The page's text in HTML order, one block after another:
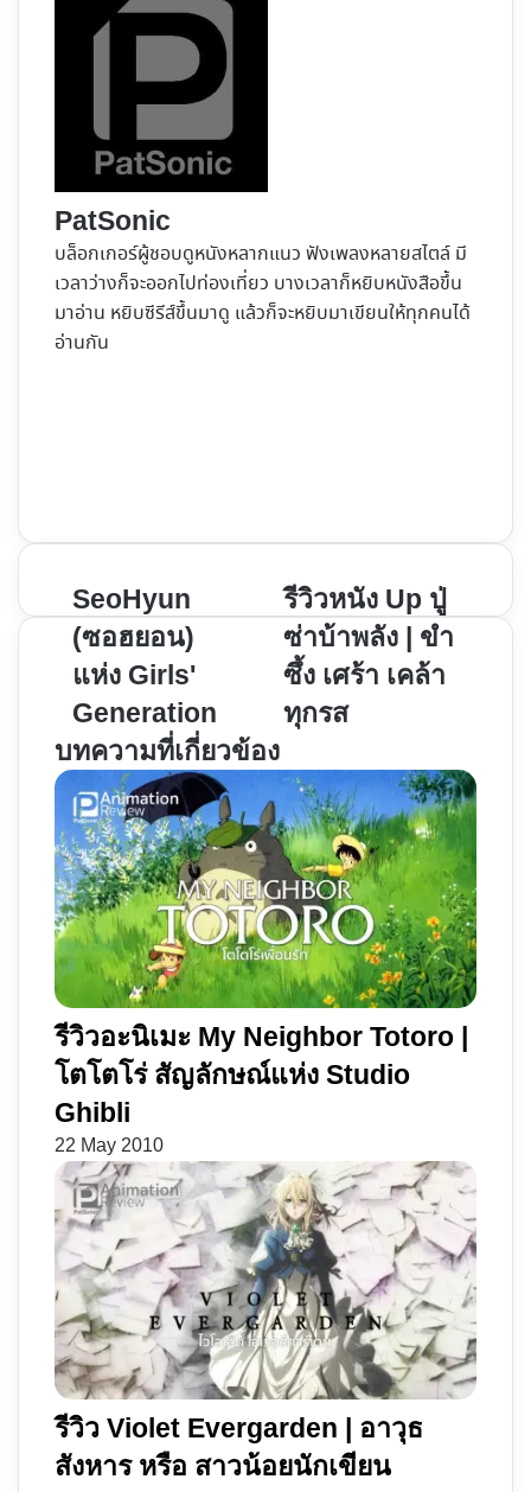
PatSonic
บล็อกเกอร์ผู้ชอบดูหนังหลากแนว ฟังเพลงหลายสไตล์ มี
เวลาว่างก็จะออกไปท่องเที่ยว บางเวลาก็หยิบหนังสือขึ้น
มาอ่าน หยิบซีรีส์ขึ้นมาดู แล้วก็จะหยิบมาเขียนให้ทุกคนได้
อ่านกัน
SeoHyun
(ซอฮ
ยอน)
แห่ง
Girls'
Generation
SeoHyun
(ซอฮยอน)
แห่ง Girls'
Generation
รีวิว
หนัง
Up
ปู่
ซ่า
พลัง
ขำ
ซึ้ง
เศร้า
เคล้า
ทุก
รส
รีวิวหนัง Up ปู่
ซ่าบ้าพลัง | ขำ
ซึ้ง เศร้า เคล้า
ทุกรส
บทความที่เกี่ยวข้อง
รีวิวอะนิเมะ My Neighbor Totoro |
โตโตโร่ สัญลักษณ์แห่ง Studio
Ghibli
22 May 2010
รีวิว Violet Evergarden | อาวุธ
สังหาร หรือ สาวน้อยนักเขียน